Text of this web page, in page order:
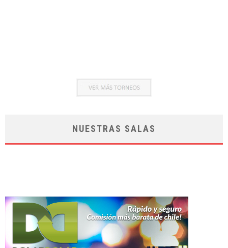
NUESTRAS SALAS